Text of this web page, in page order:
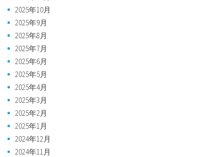
2025年10月
2025年9月
2025年8月
2025年7月
2025年6月
2025年5月
2025年4月
2025年3月
2025年2月
2025年1月
2024年12月
2024年11月